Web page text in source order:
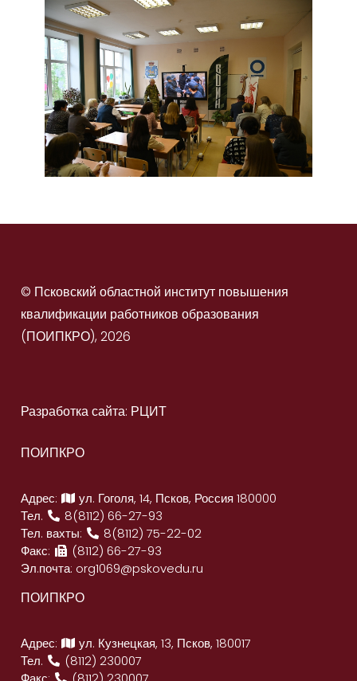
© Псковский областной институт повышения
квалификации работников образования
(ПОИПКРО), 2026
Разработка сайта: РЦИТ
ПОИПКРО
Адрес:
ул. Гоголя, 14, Псков, Россия 180000
Тел.
8(8112) 66-27-93
Тел. вахты:
8(8112) 75-22-02
Факс:
(8112) 66-27-93
Эл.почта: org1069@pskovedu.ru
ПОИПКРО
Адрес:
ул. Кузнецкая, 13, Псков, 180017
Тел.
(8112) 230007